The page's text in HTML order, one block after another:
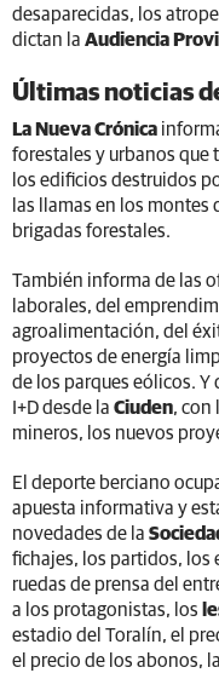
desaparecidas, los
dictan la Audiencia
Últimas noticias
La Nueva Crónica
forestales y urbanos que
los edificios destruidos
las llamas en los
brigadas forestales.
También informa de las
laborales, del
agroalimentación, del
proyectos de energía
de los parques eólicos. Y
I+D desde la Ciuden, con
mineros, los nuevos
El deporte berciano
apuesta informativa y
novedades de la
fichajes, los partidos, los
ruedas de prensa del
a los protagonistas, los
estadio del Toralín, el
el precio de los abonos,